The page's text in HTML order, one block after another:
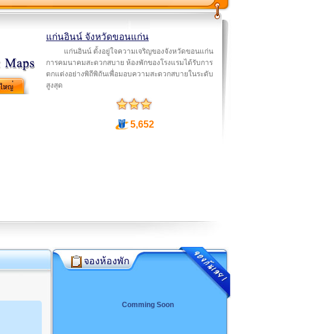
แก่นอินน์ จังหวัดขอนแก่น
แก่นอินน์ ตั้งอยู่ใจความเจริญของจังหวัดขอนแก่น
การคมนาคมสะดวกสบาย ห้องพักของโรงแรมได้รับการ
ตกแต่งอย่างพิถีพิถันเพื่อมอบความสะดวกสบายในระดับ
สูงสุด
5,652
จองห้องพัก
Comming Soon